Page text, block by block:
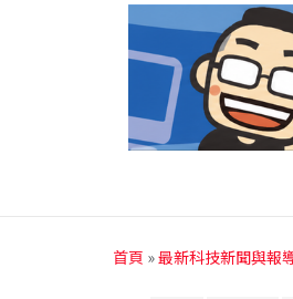
首頁 »最新科技新聞與報